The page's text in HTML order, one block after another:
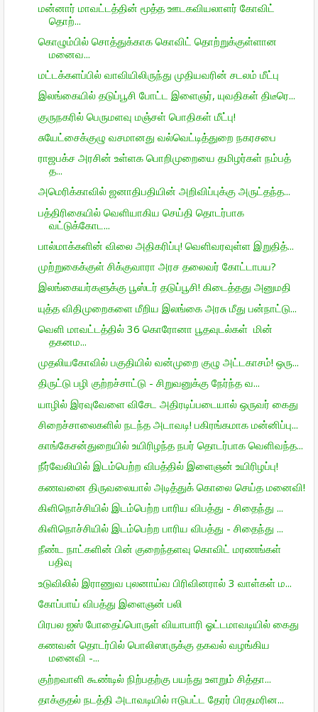
மன்னார் மாவட்டத்தின் மூத்த ஊடகவியலாளர் கோவிட்
தொற்...
கொழும்பில் சொத்துக்காக கொவிட் தொற்றுக்குள்ளான
மனைவ...
மட்டக்களப்பில் வாவியிலிருந்து முதியவரின் சடலம் மீட்பு
இலங்கையில் தடுப்பூசி போட்ட இளைஞர், யுவதிகள் திடீரெ...
குருநகரில் பெருமளவு மஞ்சள் பொதிகள் மீட்பு!
சுயேட்சைக்குழு வசமானது வல்வெட்டித்துறை நகரசபை
ராஜபக்ச அரசின் உள்ளக பொறிமுறையை தமிழர்கள் நம்பத்
த...
அமெரிக்காவில் ஜனாதிபதியின் அறிவிப்புக்கு அருட்தந்த...
பத்திரிகையில் வெளியாகிய செய்தி தொடர்பாக
வட்டுக்கோட...
பால்மாக்களின் விலை அதிகரிப்பு! வெளிவரவுள்ள இறுதித்...
முற்றுகைக்குள் சிக்குவாரா அரச தலைவர் கோட்டாபய?
இலங்கையர்களுக்கு பூஸ்டர் தடுப்பூசி! கிடைத்தது அனுமதி
யுத்த விதிமுறைகளை மீறிய இலங்கை அரசு மீது பன்நாட்டு...
வெளி மாவட்டத்தில் 36 கொரோனா பூதவுடல்கள் மின்
தகனம...
முதலியகோவில் பகுதியில் வன்முறை குழு அட்டகாசம்! ஒரு...
திருட்டு பழி குற்றச்சாட்டு - சிறுவனுக்கு நேர்ந்த வ...
யாழில் இரவுவேளை விசேட அதிரடிப்படையால் ஒருவர் கைது
சிறைச்சாலைகளில் நடந்த அடாவடி! பகிரங்கமாக மன்னிப்பு...
காங்கேசன்துறையில் உயிரிழந்த நபர் தொடர்பாக வெளிவந்த...
நீர்வேலியில் இடம்பெற்ற விபத்தில் இளைஞன் உயிரிழப்பு!
கணவனை திருவலையால் அடித்துக் கொலை செய்த மனைவி!
கிளிநொச்சியில் இடம்பெற்ற பாரிய விபத்து - சிதைந்து ...
கிளிநொச்சியில் இடம்பெற்ற பாரிய விபத்து - சிதைந்து ...
நீண்ட நாட்களின் பின் குறைந்தளவு கொவிட் மரணங்கள்
பதிவு
உடுவிலில் இராணுவ புலனாய்வ பிரிவினரால் 3 வாள்கள் ம...
கோப்பாய் விபத்து இளைஞன் பலி
பிரபல ஐஸ் போதைப்பொருள் வியாபாரி ஓட்டமாவடியில் கைது
கணவன் தொடர்பில் பொலிஸாருக்கு தகவல் வழங்கிய
மனைவி -...
குற்றவாளி கூண்டில் நிற்பதற்கு பயந்து உளறும் சித்தா...
தாக்குதல் நடத்தி அடாவடியில் ஈடுபட்ட தேரர் பிரதமரின...